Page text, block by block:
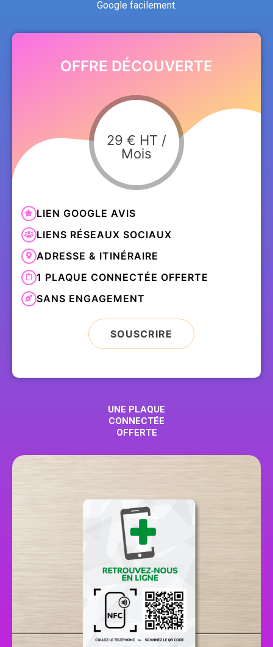
Google facilement.
OFFRE DÉCOUVERTE
29 € HT /
Mois
LIEN GOOGLE AVIS
LIENS RÉSEAUX SOCIAUX
ADRESSE & ITINÉRAIRE
1 PLAQUE CONNECTÉE OFFERTE
SANS ENGAGEMENT
SOUSCRIRE
UNE PLAQUE
CONNECTÉE
OFFERTE